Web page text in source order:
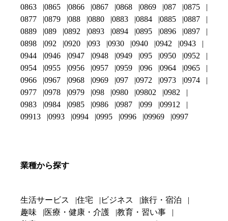
0863
0865 0866 0867 0868 0869 087
0875
0877
0879 088 0880 0883 0884 0885
0887
0889
089 0892 0893 0894 0895 0896
0897
0898
092 0920 093 0930 0940 0942
0943
0944
0946 0947 0948 0949 095 0950
0952
0954
0955 0956 0957 0959 096 0964
0965
0966
0967 0968 0969 097 0972 0973
0974
0977
0978 0979 098 0980 09802
0982
0983
0984 0985 0986 0987 099
09912
09913
0993 0994 0995 0996 09969 0997
業種から探す
生活サービス 住宅 ビジネス
旅行・宿泊
趣味
医療・健康・介護
教育・習い事